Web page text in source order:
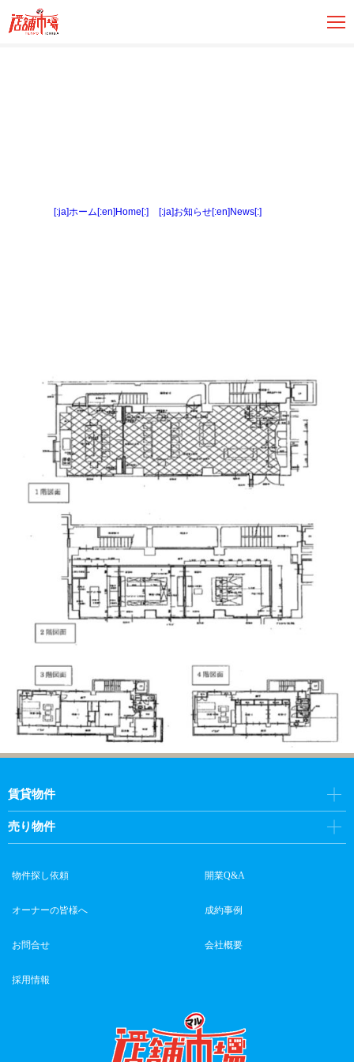
[:ja]ホーム[:en]Home[:] [:ja]お知らせ[:en]News[:]
賃貸物件
売り物件
物件探し依頼 開業Q&A
オーナーの皆様へ 成約事例
お問合せ 会社概要
採用情報